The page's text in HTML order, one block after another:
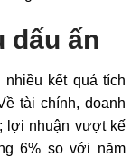
dấu ấn
nhiều kết quả tích
tài chính, doanh
lợi nhuận vượt kế
6% so với năm